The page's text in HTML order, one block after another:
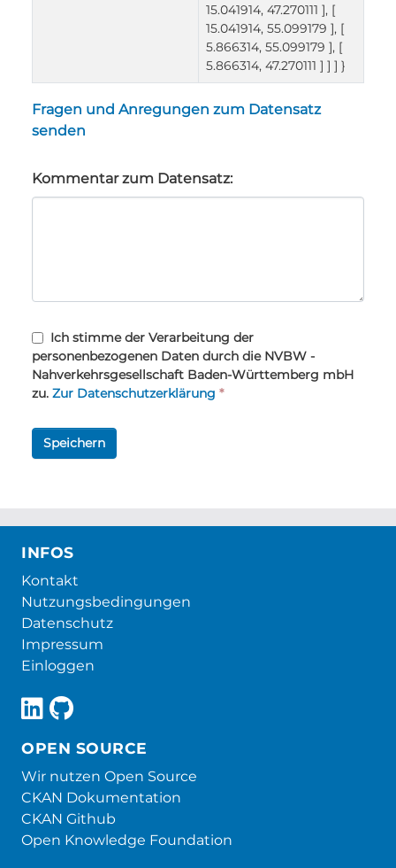
15.041914, 47.270111 ], [
15.041914, 55.099179 ], [
5.866314, 55.099179 ], [
5.866314, 47.270111 ] ] ] }
Fragen und Anregungen zum Datensatz
senden
Kommentar zum Datensatz:
Ich stimme der Verarbeitung der
personenbezogenen Daten durch die NVBW -
Nahverkehrsgesellschaft Baden-Württemberg mbH
zu. Zur Datenschutzerklärung *
Speichern
INFOS
Kontakt
Nutzungsbedingungen
Datenschutz
Impressum
Einloggen
OPEN SOURCE
Wir nutzen Open Source
CKAN Dokumentation
CKAN Github
Open Knowledge Foundation